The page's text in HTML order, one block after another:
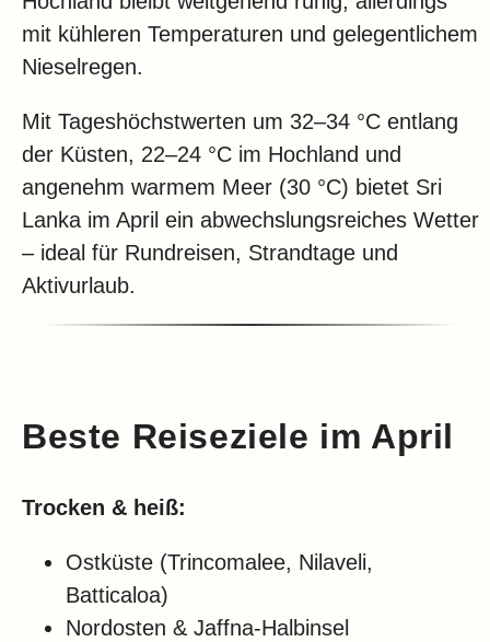
mit kühleren Temperaturen und gelegentlichem
Nieselregen.
Mit Tageshöchstwerten um 32–34 °C entlang
der Küsten, 22–24 °C im Hochland und
angenehm warmem Meer (30 °C) bietet Sri
Lanka im April ein abwechslungsreiches Wetter
– ideal für Rundreisen, Strandtage und
Aktivurlaub.
Beste Reiseziele im April
Trocken & heiß:
Ostküste (Trincomalee, Nilaveli,
Batticaloa)
Nordosten & Jaffna-Halbinsel